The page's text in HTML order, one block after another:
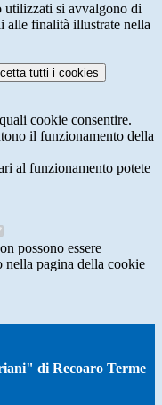
utilizzati si avvalgono di
alle finalità illustrate nella
tutti i cookies
cookie consentire.
il funzionamento della
al funzionamento potete
possono essere
nella pagina della cookie
di Recoaro Terme